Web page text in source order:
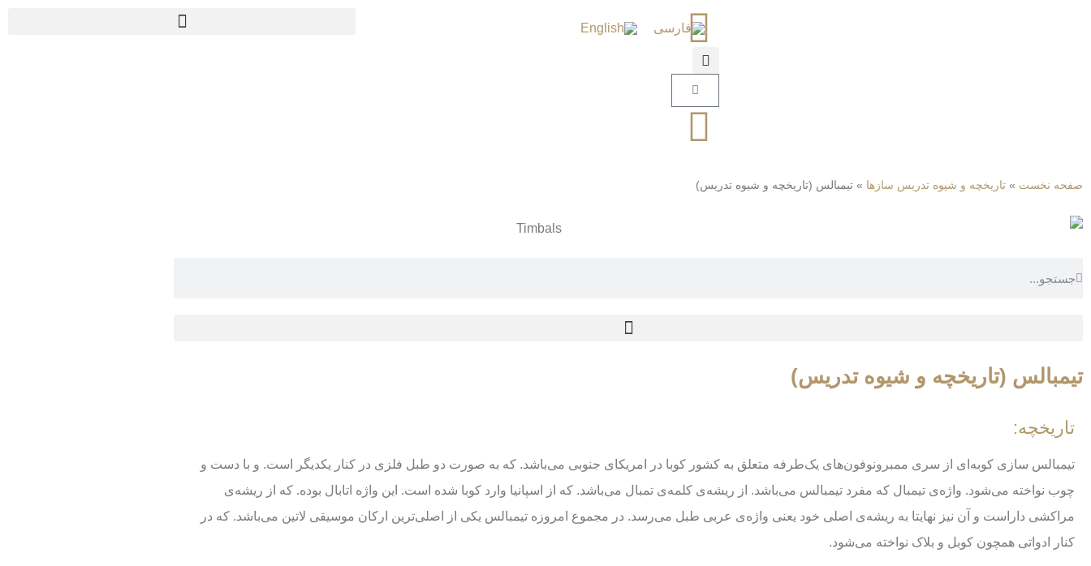
صفحه نخست » تاریخچه و شیوه تدریس سازها » تیمبالس (تاریخچه و شیوه تدریس)
تیمبالس (تاریخچه و شیوه تدریس)
تاریخچه:
تیمبالس سازی کوبه‌ای از سری ممبرونوفون‌های یک‌طرفه متعلق به کشور کوبا در امریکای جنوبی می‌باشد. که به صورت دو طبل فلزی در کنار یکدیگر است. و با دست و
چوب نواخته می‌شود. واژه‌ی تیمبال که مفرد تیمبالس می‌باشد. از ریشه‌ی کلمه‌ی تمبال می‌باشد. که از اسپانیا وارد کوبا شده است. این واژه اتابال بوده. که از ریشه‌ی
مراکشی داراست و آن نیز نهایتا به ریشه‌ی اصلی خود یعنی واژه‌ی عربی طبل می‌رسد. در مجموع امروزه تیمبالس یکی از اصلی‌ترین ارکان موسیقی لاتین می‌باشد. که در
کنار ادواتی همچون کوبل و بلاک نواخته می‌شود.